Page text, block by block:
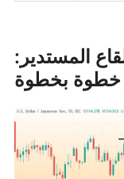
المستدير:
خطوة بخطوة